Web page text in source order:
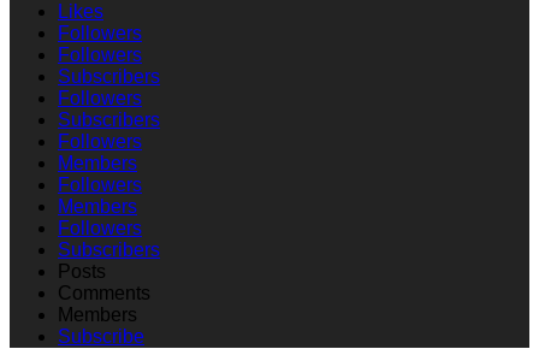
Likes
Followers
Followers
Subscribers
Followers
Subscribers
Followers
Members
Followers
Members
Followers
Subscribers
Posts
Comments
Members
Subscribe